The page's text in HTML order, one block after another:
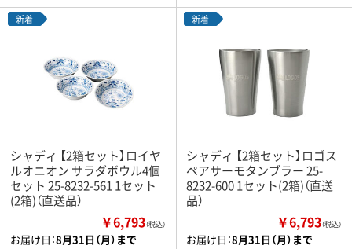
新着
シャディ 【2箱セット】ロイヤ
ルオニオン サラダボウル4個
セット 25-8232-561 1セット
(2箱)（直送品）
￥6,793（税込）
お届け日：8月31日（月）まで
新着
シャディ 【2箱セット】ロゴス
ペアサーモタンブラー 25-
8232-600 1セット(2箱)（直送
品）
￥6,793（税込）
お届け日：8月31日（月）まで